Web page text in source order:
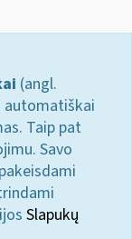
(angl.
automatiškai
Taip pat
Savo
Slapukų